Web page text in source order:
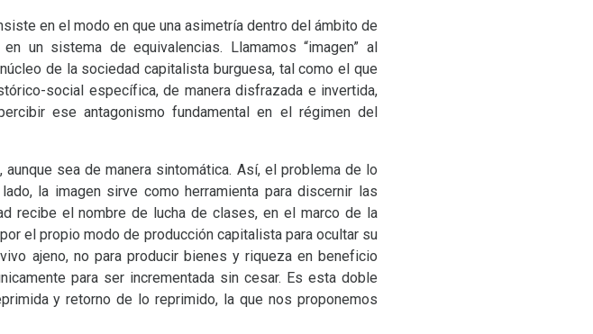
en el modo en que una asimetría dentro del ámbito de
un sistema de equivalencias. Llamamos “imagen” al
de la sociedad capitalista burguesa, tal como el que
social específica, de manera disfrazada e invertida,
ese antagonismo fundamental en el régimen del
sea de manera sintomática. Así, el problema de lo
la imagen sirve como herramienta para discernir las
recibe el nombre de lucha de clases, en el marco de la
el propio modo de producción capitalista para ocultar su
ajeno, no para producir bienes y riqueza en beneficio
para ser incrementada sin cesar. Es esta doble
y retorno de lo reprimido, la que nos proponemos